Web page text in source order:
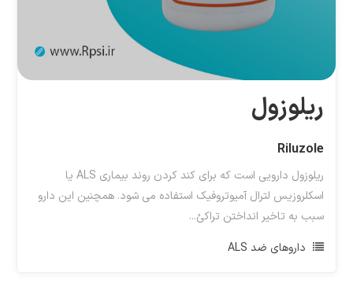
ریلوزول
Riluzole
ریلوزول دارویی است که برای کند کردن روند بیماری ALS یا
اسکلروزیس لترال آمیوتروفیک استفاده می شود. همچنین این دارو
سبب به تاخیر انداختن تراکئ...
داروهای ضد ALS